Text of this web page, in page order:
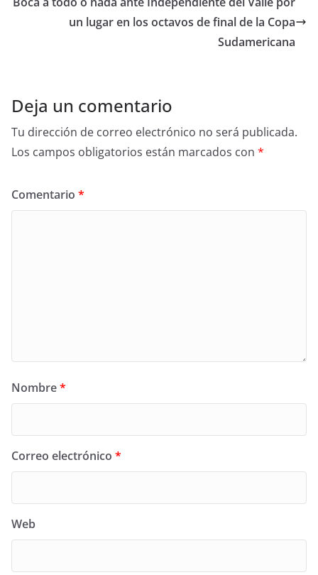
un lugar en los octavos de final de la Copa
Sudamericana
Deja un comentario
Tu dirección de correo electrónico no será publicada.
Los campos obligatorios están marcados con *
Comentario *
Nombre*
Correo electrónico *
Web